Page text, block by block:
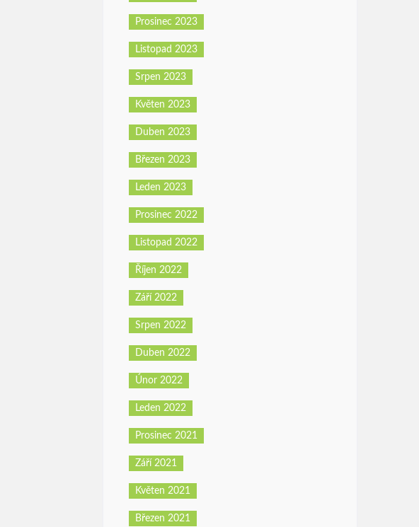
Prosinec 2023
Listopad 2023
Srpen 2023
Květen 2023
Duben 2023
Březen 2023
Leden 2023
Prosinec 2022
Listopad 2022
Říjen 2022
Září 2022
Srpen 2022
Duben 2022
Únor 2022
Leden 2022
Prosinec 2021
Září 2021
Květen 2021
Březen 2021